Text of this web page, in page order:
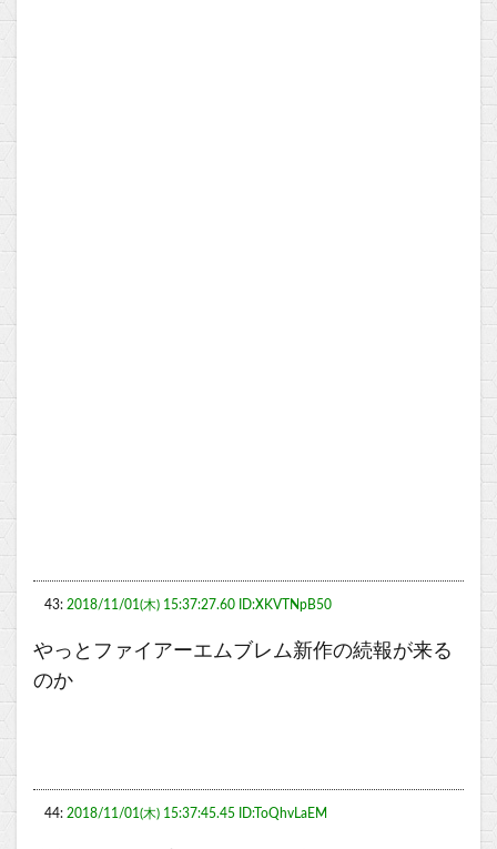
43: 2018/11/01(木) 15:37:27.60 ID:XKVTNpB50
やっとファイアーエムブレム新作の続報が来る
のか
44: 2018/11/01(木) 15:37:45.45 ID:ToQhvLaEM